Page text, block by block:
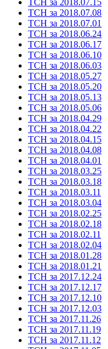
ТСН за 2018.07.08
ТСН за 2018.07.01
ТСН за 2018.06.24
ТСН за 2018.06.17
ТСН за 2018.06.10
ТСН за 2018.06.03
ТСН за 2018.05.27
ТСН за 2018.05.20
ТСН за 2018.05.13
ТСН за 2018.05.06
ТСН за 2018.04.29
ТСН за 2018.04.22
ТСН за 2018.04.15
ТСН за 2018.04.08
ТСН за 2018.04.01
ТСН за 2018.03.25
ТСН за 2018.03.18
ТСН за 2018.03.11
ТСН за 2018.03.04
ТСН за 2018.02.25
ТСН за 2018.02.18
ТСН за 2018.02.11
ТСН за 2018.02.04
ТСН за 2018.01.28
ТСН за 2018.01.21
ТСН за 2017.12.24
ТСН за 2017.12.17
ТСН за 2017.12.10
ТСН за 2017.12.03
ТСН за 2017.11.26
ТСН за 2017.11.19
ТСН за 2017.11.12